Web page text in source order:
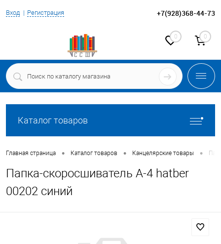
Вход Регистрация +7(928)368-44-73
0 0
Каталог товаров
Главная страница • Каталог товаров • Канцелярские товары •
Папка-скоросшиватель А-4 hatber
00202 синий